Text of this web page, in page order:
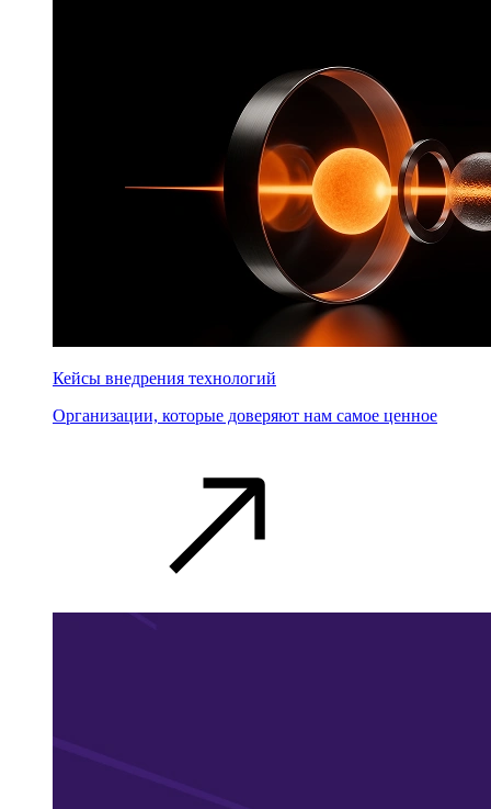
Кейсы внедрения технологий
Организации, которые доверяют нам самое ценное